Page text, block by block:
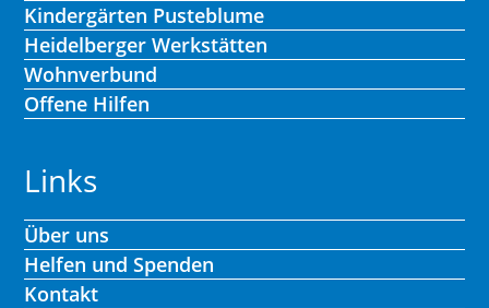
Kindergärten Pusteblume
Heidelberger Werkstätten
Wohnverbund
Offene Hilfen
Links
Über uns
Helfen und Spenden
Kontakt